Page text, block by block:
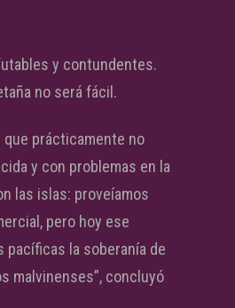
y contundentes.
no será fácil.
que prácticamente no
y con problemas en la
las islas: proveíamos
pero hoy ese
pacíficas la soberanía de
malvinenses”, concluyó